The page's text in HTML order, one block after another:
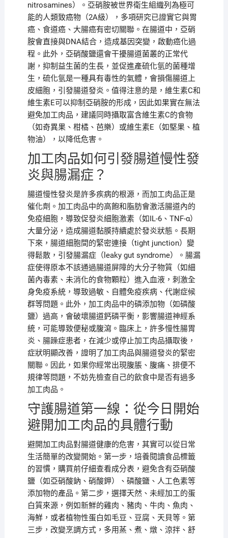
nitrosamines）。亞硝胺被世界衛生組織列為極可
能的人類致癌物（2A級），多項研究已證實它與胃
癌、食道癌、大腸癌有密切關聯。在腸道中，亞硝
胺會直接與DNA結合，造成基因突變，啟動癌化過
程。此外，亞硝酸鹽還會干擾腸道菌叢的正常代
謝，抑制益生菌的生長，並促進產硫化氫的菌種增
生，硫化氫是一種具有毒性的氣體，會損傷腸道上
皮細胞，引發腸道發炎。值得注意的是，維生素C和
維生素E可以抑制亞硝胺的形成，因此如果實在無法
避免加工肉品，建議同時攝取富含維生素C的食物
（如奇異果、柑橘、芭樂）或維生素E（如堅果、植
物油），以降低危害。
加工肉品如何引發腸道慢性發
炎與腸漏症？
腸道慢性發炎是許多疾病的根源，而加工肉品正是
催化劑。加工肉品中的高飽和脂肪會激活腸道內的
免疫細胞，導致促發炎細胞激素（如IL-6、TNF-α）
大量分泌，造成腸道黏膜持續處於發炎狀態。長期
下來，腸道細胞間的緊密連接（tight junction）變
得鬆散，引發腸漏症（leaky gut syndrome）。腸漏
症使得原本不該通過腸道屏障的大分子物質（如細
菌內毒素、未消化的食物顆粒）進入血液，刺激全
身免疫系統，導致過敏、自體免疫疾病、代謝症候
群等問題。此外，加工肉品中的磷添加物（如磷酸
鹽）過高，會破壞腸道鈣磷平衡，影響腸道神經系
統，可能導致便秘或腹瀉。臨床上，許多慢性腸胃
炎、腸躁症患者，在減少或停止加工肉品攝取後，
症狀明顯改善，證明了加工肉品與腸道發炎的緊密
關聯。因此，如果你經常出現腹脹、腹痛、排便不
規律等問題，不妨先檢查自己的飲食中是否有過多
加工肉品。
守護腸道第一線：從今日開始
避開加工肉品的具體行動
避開加工肉品對腸道健康的危害，其實可以從日常
生活簡單的改變開始。第一步，培養閱讀食品標籤
的習慣，購買前仔細查看成分表，避免含有亞硝酸
鹽（如亞硝酸鈉、硝酸鉀）、磷酸鹽、人工色素等
添加物的產品。第二步，選擇天然、未經加工的蛋
白質來源，例如新鮮的雞肉、豬肉、牛肉、魚肉、
海鮮，或者植物性蛋白如毛豆、豆腐、天貝等。第
三步，改變烹調方式，多用蒸、煮、燉、涼拌、舒